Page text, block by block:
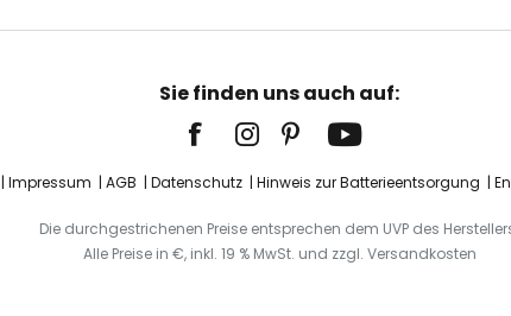
Sie finden uns auch auf:
Impressum AGB Datenschutz Hinweis zur Batterieentsorgung
Die durchgestrichenen Preise entsprechen dem UVP des
Alle Preise in €, inkl. 19 % MwSt. und zzgl. Versandkosten